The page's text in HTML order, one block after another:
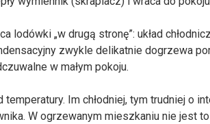
lodówki „w drugą stronę”: układ
zwykle delikatnie dogrzewa
w małym pokoju.
Im chłodniej, tym trudniej o
W ogrzewanym mieszkaniu nie jest